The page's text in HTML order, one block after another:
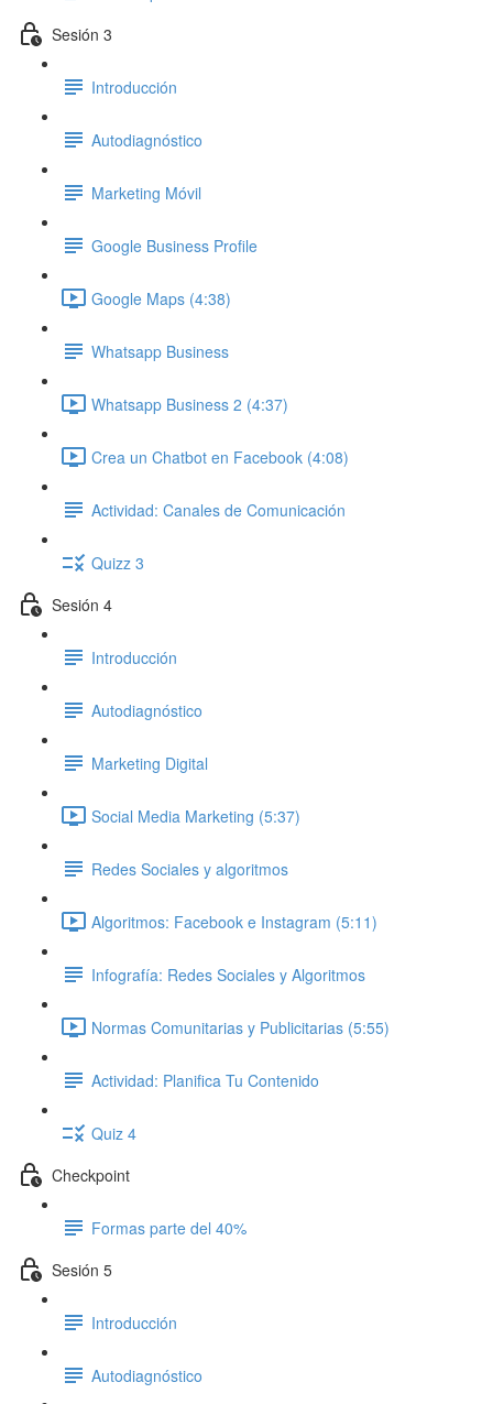
Sesión 3
Introducción
Autodiagnóstico
Marketing Móvil
Google Business Profile
Google Maps (4:38)
Whatsapp Business
Whatsapp Business 2 (4:37)
Crea un Chatbot en Facebook (4:08)
Actividad: Canales de Comunicación
Quizz 3
Sesión 4
Introducción
Autodiagnóstico
Marketing Digital
Social Media Marketing (5:37)
Redes Sociales y algoritmos
Algoritmos: Facebook e Instagram (5:11)
Infografía: Redes Sociales y Algoritmos
Normas Comunitarias y Publicitarias (5:55)
Actividad: Planifica Tu Contenido
Quiz 4
Checkpoint
Formas parte del 40%
Sesión 5
Introducción
Autodiagnóstico